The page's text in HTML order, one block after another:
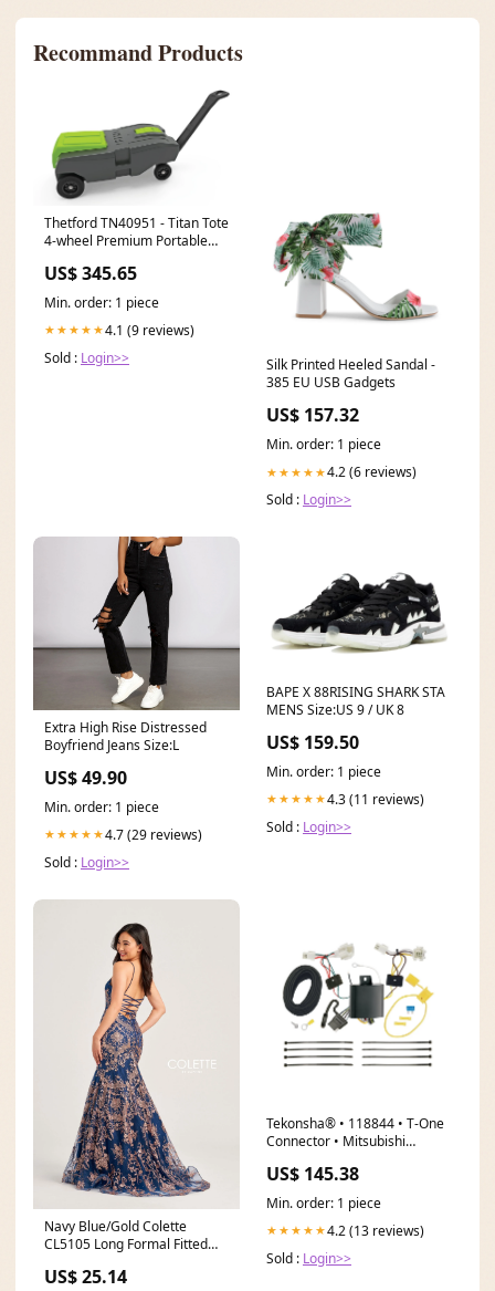
Recommand Products
Thetford TN40951 - Titan Tote
4-wheel Premium Portable
integrated Titan Sewer Hose
Camping & Outdoor
US$ 345.65
Min. order: 1 piece
★★★★★4.1 (9 reviews)
Sold : Login>>
Silk Printed Heeled Sandal -
385 EU USB Gadgets
US$ 157.32
Min. order: 1 piece
★★★★★4.2 (6 reviews)
Sold : Login>>
Extra High Rise Distressed
Boyfriend Jeans Size:L
US$ 49.90
Min. order: 1 piece
★★★★★4.7 (29 reviews)
Sold : Login>>
BAPE X 88RISING SHARK STA
MENS Size:US 9 / UK 8
US$ 159.50
Min. order: 1 piece
★★★★★4.3 (11 reviews)
Sold : Login>>
Navy Blue/Gold Colette
CL5105 Long Formal Fitted
US$ 25.14
Tekonsha® • 118844 • T-One
Connector • Mitsubishi
synkro-clone-edmonton-rv
US$ 145.38
Min. order: 1 piece
★★★★★4.2 (13 reviews)
Sold : Login>>